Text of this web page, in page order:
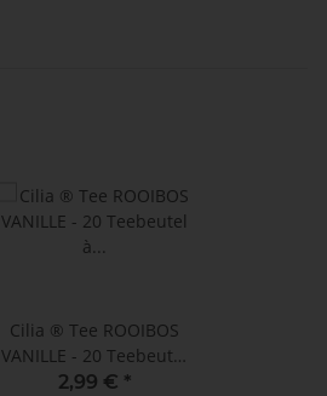
Cilia ® Tee ROOIBOS
VANILLE - 20 Teebeutel
à 1,5 g
2,99 € *